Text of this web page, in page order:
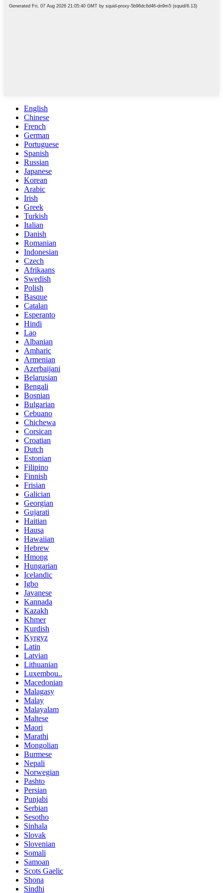
English
Chinese
French
German
Portuguese
Spanish
Russian
Japanese
Korean
Arabic
Irish
Greek
Turkish
Italian
Danish
Romanian
Indonesian
Czech
Afrikaans
Swedish
Polish
Basque
Catalan
Esperanto
Hindi
Lao
Albanian
Amharic
Armenian
Azerbaijani
Belarusian
Bengali
Bosnian
Bulgarian
Cebuano
Chichewa
Corsican
Croatian
Dutch
Estonian
Filipino
Finnish
Frisian
Galician
Georgian
Gujarati
Haitian
Hausa
Hawaiian
Hebrew
Hmong
Hungarian
Icelandic
Igbo
Javanese
Kannada
Kazakh
Khmer
Kurdish
Kyrgyz
Latin
Latvian
Lithuanian
Luxembou..
Macedonian
Malagasy
Malay
Malayalam
Maltese
Maori
Marathi
Mongolian
Burmese
Nepali
Norwegian
Pashto
Persian
Punjabi
Serbian
Sesotho
Sinhala
Slovak
Slovenian
Somali
Samoan
Scots Gaelic
Shona
Sindhi